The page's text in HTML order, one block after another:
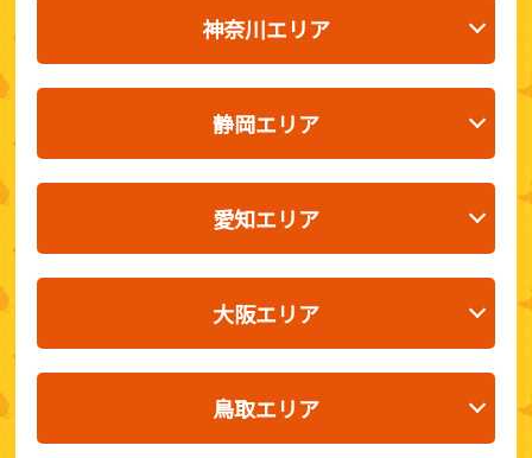
神奈川エリア
静岡エリア
愛知エリア
大阪エリア
鳥取エリア